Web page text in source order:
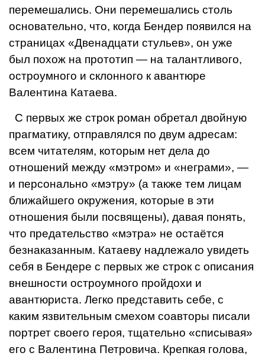
перемешались. Они пе­ремешались столь
основательно, что, когда Бендер появился на
страницах «Двенадца­ти стульев», он уже
был похож на прото­тип — на талантливого,
остроумного и склон­ного к авантюре
Валентина Катаева.
С первых же строк роман обретал двой­ную
прагматику, отправлялся по двум адресам:
всем читателям, которым нет дела до
отношений между «мэтром» и «не­грами», —
и персонально «мэтру» (а также тем лицам
ближайшего окружения, которые в эти
отношения были посвящены), давая по­нять,
что предательство «мэтра» не остаётся
безнаказанным. Катаеву надлежало уви­деть
себя в Бендере с первых же строк с описания
внешности остроумного пройдо­хи и
авантюриста. Легко представить себе, с
каким язвительным смехом соавторы пи­сали
портрет своего героя, тщательно «спи­сывая»
его с Валентина Петровича. Креп­кая голова,